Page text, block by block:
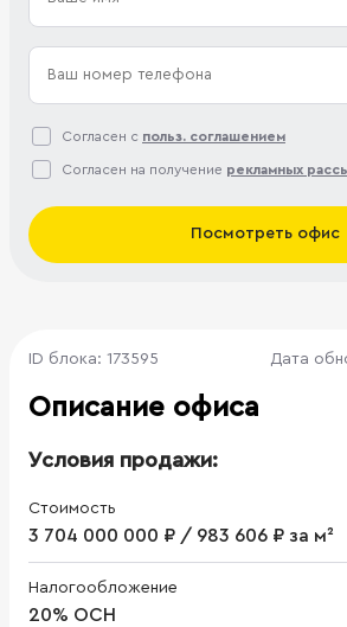
Согласен с польз. соглашением
Согласен на получение рекламных
Посмотреть офис
ID блока: 173595 Дата
Описание офиса
Условия продажи:
Стоимость
3 704 000 000 ₽ / 983 606 ₽ за м²
Налогообложение
20% ОСН